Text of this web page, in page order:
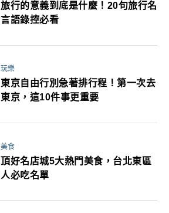
旅行的意義到底是什麼！20句旅行名
言語錄控必看
玩樂
東京自由行別急著排行程！第一次去
東京，這10件事更重要
美食
頂好名店城5大熱門美食，台北東區
人必吃名單